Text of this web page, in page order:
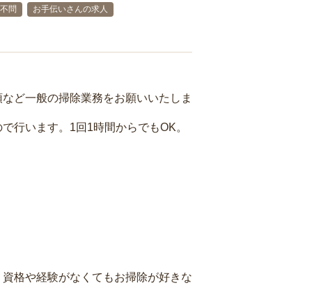
問
お手伝いさんの求人
ど一般の掃除業務をお願いいたしま
行います。1回1時間からでもOK。
格や経験がなくてもお掃除が好きな